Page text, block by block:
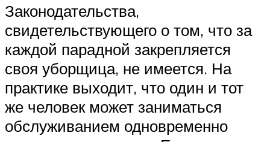
Законодательства,
свидетельствующего о том, что за
каждой парадной закрепляется
своя уборщица, не имеется. На
практике выходит, что один и тот
же человек может заниматься
обслуживанием одновременно